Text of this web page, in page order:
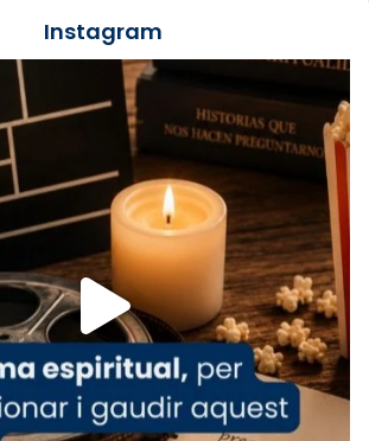
comp
Vatican
👇
es/iglesia/news/2026-
depresion-papa-viaje-
· Share
de Barcelona
Juliana i Semproniana ens
Instagram